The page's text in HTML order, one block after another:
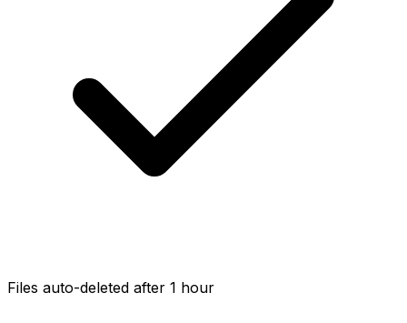
Files auto-deleted after 1 hour